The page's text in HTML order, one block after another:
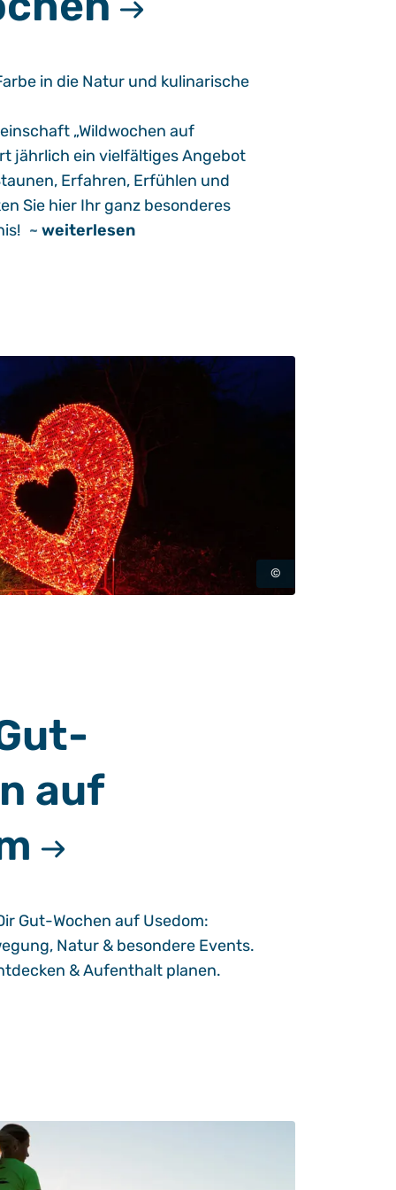
in die Natur und kulinarische
„Wildwochen auf
jährlich ein vielfältiges Angebot
Erfahren, Erfühlen und
Sie hier Ihr ganz besonderes
~ weiterlesen
©
auf
Gut-Wochen auf Usedom:
Natur & besondere Events.
& Aufenthalt planen.